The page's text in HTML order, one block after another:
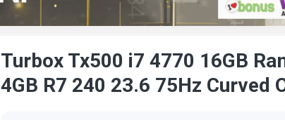
Turbox Tx500 i7 4770 16GB
4GB R7 240 23.6 75Hz Curved